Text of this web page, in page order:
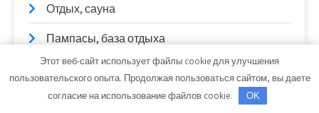
Отдых, сауна
Пампасы, база отдыха
Партнер
Парус, офис
Этот веб-сайт использует файлы cookie для улучшения
пользовательского опыта. Продолжая пользоваться сайтом, вы даете
согласие на использование файлов cookie.
OK